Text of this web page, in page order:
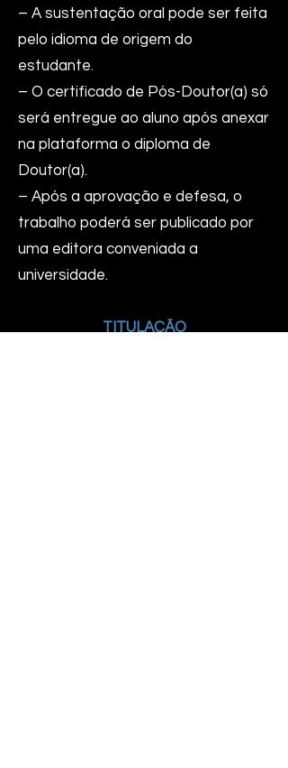
– A sustentação oral pode ser feita
pelo idioma de origem do
estudante.
– O certificado de Pós-Doutor(a) só
será entregue ao aluno após anexar
na plataforma o diploma de
Doutor(a).
– Após a aprovação e defesa, o
trabalho poderá ser publicado por
uma editora conveniada a
universidade.
TITULAÇÃO